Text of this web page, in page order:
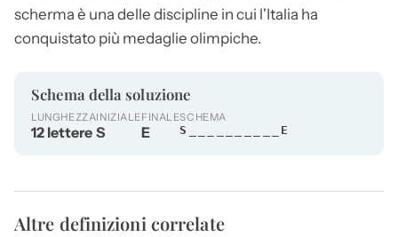
scherma è una delle discipline in cui l'Italia ha
conquistato più medaglie olimpiche.
Schema della soluzione
LUNGHEZZA
12 lettere
INIZIALE
S
FINALE
E
SCHEMA
S__________E
Altre definizioni correlate